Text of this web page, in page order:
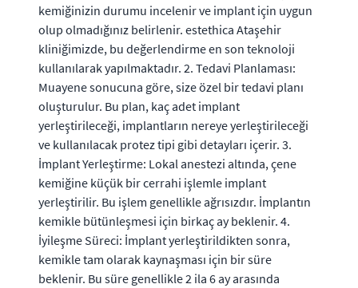
kemiğinizin durumu incelenir ve implant için uygun
olup olmadığınız belirlenir. estethica Ataşehir
kliniğimizde, bu değerlendirme en son teknoloji
kullanılarak yapılmaktadır. 2. Tedavi Planlaması:
Muayene sonucuna göre, size özel bir tedavi planı
oluşturulur. Bu plan, kaç adet implant
yerleştirileceği, implantların nereye yerleştirileceği
ve kullanılacak protez tipi gibi detayları içerir. 3.
İmplant Yerleştirme: Lokal anestezi altında, çene
kemiğine küçük bir cerrahi işlemle implant
yerleştirilir. Bu işlem genellikle ağrısızdır. İmplantın
kemikle bütünleşmesi için birkaç ay beklenir. 4.
İyileşme Süreci: İmplant yerleştirildikten sonra,
kemikle tam olarak kaynaşması için bir süre
beklenir. Bu süre genellikle 2 ila 6 ay arasında